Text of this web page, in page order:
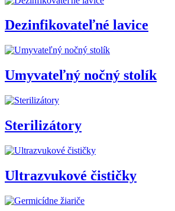
Dezinfikovateľné lavice
Umyvateľný nočný stolík
Sterilizátory
Ultrazvukové čističky